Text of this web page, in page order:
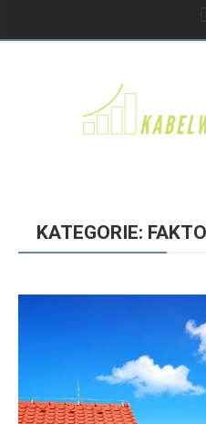
KATEGORIE: